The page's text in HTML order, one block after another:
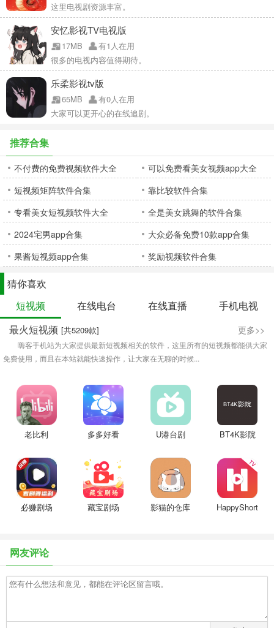
这里电视剧资源丰富。
安忆影视TV电视版
17MB
有1人在用
很多的电视内容值得期待。
乐柔影视tv版
65MB
有0人在用
大家可以更开心的在线追剧。
推荐合集
不付费的免费视频软件大全
可以免费看美女视频app大全
短视频矩阵软件合集
靠比较软件合集
专看美女短视频软件大全
全是美女跳舞的软件合集
2024宅男app合集
大众必备免费10款app合集
果酱短视频app合集
奖励视频软件合集
猜你喜欢
短视频
在线电台 在线直播
手机电视
最火短视频 [共5209款] 更多>>
嗨客手机站为大家提供最新短视频相关的软件，这里所有的短视频都能供大家
免费使用，而且在本站就能快速操作，让大家在无聊的时候...
老比利 多多好看 U港台剧 BT4K影院
必赚剧场 藏宝剧场 影猫的仓库 HappyShort
网友评论